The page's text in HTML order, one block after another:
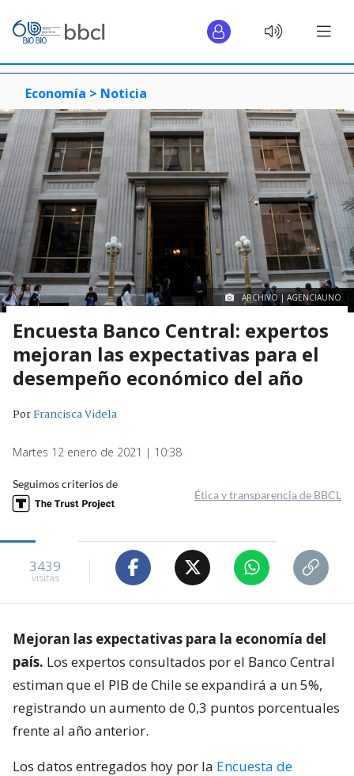
Economía > Noticia
ARCHIVO | AGENCIAUNO
Encuesta Banco Central: expertos
mejoran las expectativas para el
desempeño económico del año
PorFrancisca Videla
Martes 12 enero de 2021 | 10:38
Seguimos criterios de
Ética y transparencia de BBCL
3439
visitas
Mejoran las expectativas para la economía del
país. Los expertos consultados por el Banco Central
estiman que el PIB de Chile se expandirá a un 5%,
registrando un aumento de 0,3 puntos porcentuales
frente al año anterior.
Los datos entregados hoy por la Encuesta de